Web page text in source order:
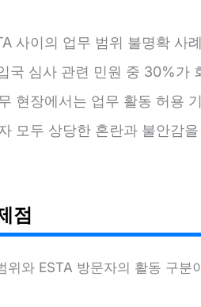
사이의 업무 범위 불명확 사
국 심사 관련 민원 중 30%가
현장에서는 업무 활동 허용
모두 상당한 혼란과 불안감
점
위와 ESTA 방문자의 활동 구분